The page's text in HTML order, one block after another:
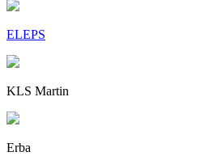
ELEPS
KLS Martin
Erba